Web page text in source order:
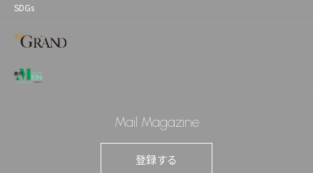
SDGs
Mail Magazine
登録する